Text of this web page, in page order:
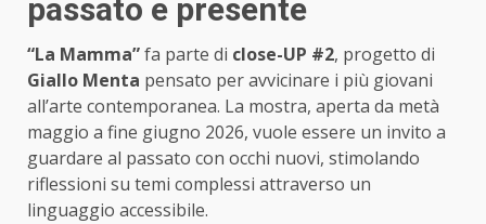
passato e presente
“La Mamma”fa parte di close-UP #2, progetto di
Giallo Menta pensato per avvicinare i più giovani
all’arte contemporanea. La mostra, aperta da metà
maggio a fine giugno 2026, vuole essere un invito a
guardare al passato con occhi nuovi, stimolando
riflessioni su temi complessi attraverso un
linguaggio accessibile.